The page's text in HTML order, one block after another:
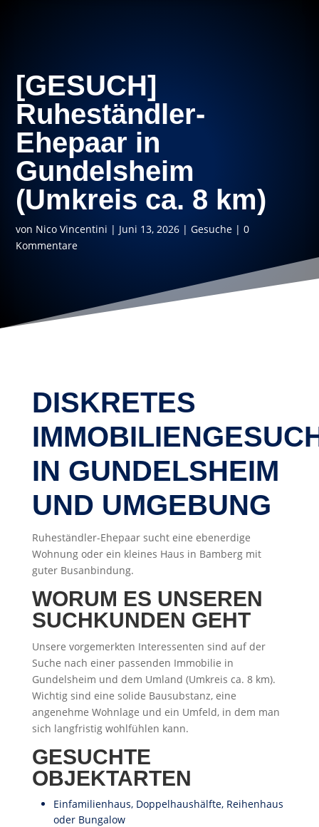
[GESUCH]
Ruheständler-
Ehepaar in
Gundelsheim
(Umkreis ca. 8 km)
von Nico Vincentini | Juni 13, 2026 |Gesuche |0
Kommentare
DISKRETES
IN GUNDELSHEIM
UND UMGEBUNG
Ruheständler-Ehepaar sucht eine ebenerdige
Wohnung oder ein kleines Haus in Bamberg mit
guter Busanbindung.
WORUM ES UNSEREN
SUCHKUNDEN GEHT
Unsere vorgemerkten Interessenten sind auf der
Suche nach einer passenden Immobilie in
Gundelsheim und dem Umland (Umkreis ca. 8 km).
Wichtig sind eine solide Bausubstanz, eine
angenehme Wohnlage und ein Umfeld, in dem man
sich langfristig wohlfühlen kann.
GESUCHTE
OBJEKTARTEN
Einfamilienhaus, Doppelhaushälfte, Reihenhaus
oder Bungalow